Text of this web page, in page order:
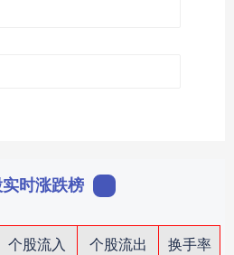
时涨跌榜
个股流入 个股流出
换手率